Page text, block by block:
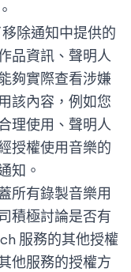
除通知中提供的
品資訊、聲明人
夠實際查看涉嫌
該內容，例如您
理使用、聲明人
授權使用音樂的
知。
所有錄製音樂用
積極討論是否有
服務的其他授權
他服務的授權方